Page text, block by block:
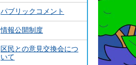
パブリックコメント
情報公開制度
区民との意見交換会につ
いて